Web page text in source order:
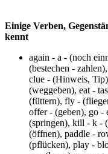
Einige Verben,
kennt
again - a - (noch
(bestechen -
clue - (Hinweis,
(weggeben), eat -
(füttern), fly -
offer - (geben), go -
(springen), kill - k -
(öffnen), paddle -
(pflücken), play -